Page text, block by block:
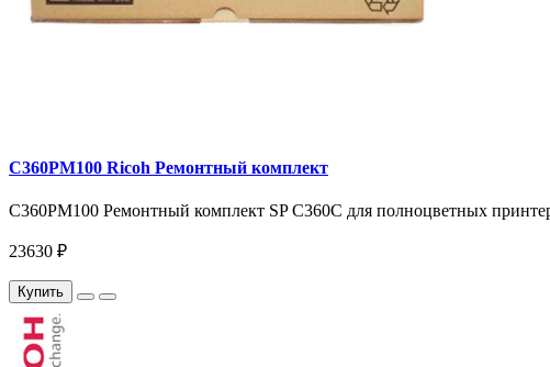
C360PM100 Ricoh Ремонтный комплект
C360PM100 Ремонтный комплект SP C360С для полноцветных
23630 ₽
Купить